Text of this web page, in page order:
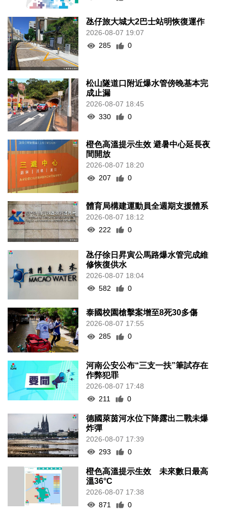
氹仔旅大城大2巴士站明恢復運作
2026-08-07 19:07
285
0
松山隧道口附近爆水管傍晚基本完
成止漏
2026-08-07 18:45
330
0
橙色高溫提示生效 避暑中心延長夜
間開放
2026-08-07 18:20
207
0
體育局構建運動員全週期支援體系
2026-08-07 18:12
222
0
氹仔徐日昇寅公馬路爆水管完成維
修恢復供水
2026-08-07 18:04
582
0
泰國校園槍擊案增至8死30多傷
2026-08-07 17:55
285
0
河南公安公布“三支一扶”筆試存在
作弊犯罪
2026-08-07 17:48
211
0
德國萊茵河水位下降露出二戰未爆
炸彈
2026-08-07 17:39
293
0
橙色高溫提示生效 未來數日最高
溫36°C
2026-08-07 17:38
871
0